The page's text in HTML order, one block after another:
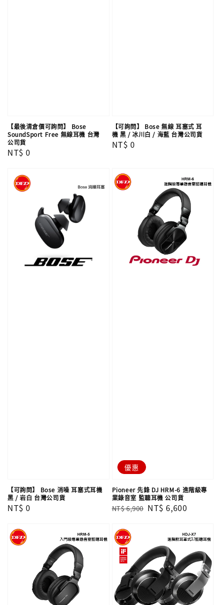
【最後清倉價可詢問】 Bose
SoundSport Free 無線耳機 台灣
公司貨
Regular
NT$ 0
【可詢問】 Bose 無線 耳塞式 耳
機 黑 / 冰川白 / 海藍 台灣公司貨
Regular
NT$ 0
【可詢問】 Bose 消噪 耳塞式耳機
黑 / 岩白 台灣公司貨
Regular
NT$ 0
優惠
Pioneer 先鋒 DJ HRM-6 進階級專
業錄音室 監聽耳機 公司貨
Regular
NT$ 6,900 Sale
NT$ 6,600